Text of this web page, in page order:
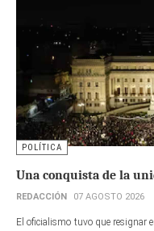
POLÍTICA
Una conquista de la
REDACCIÓN 07 AGOSTO 2026
El oficialismo tuvo que resignar